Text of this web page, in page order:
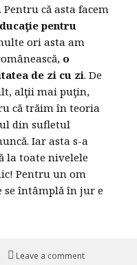
că asta facem
pentru
ori asta am
o
de zi cu zi. De
alţii mai puţin,
că trăim în teoria
din sufletul
Iar asta s-a
la toate nivelele
Pentru un om
se întâmplă în jur e
Leave a comment